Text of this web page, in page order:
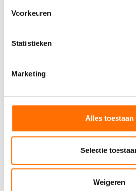
Voorkeuren
Statistieken
Marketing
Alles toestaan
Selectie
Weigeren
Warum ein elektrisches Faltrad
Kontakt
Workshop-
Handbücher